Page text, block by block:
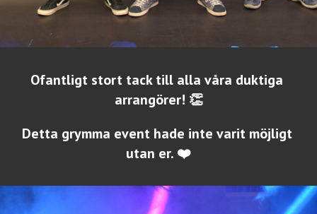
Ofantligt stort tack till alla våra duktiga
arrangörer! 👏
Detta grymma event hade inte varit möjligt
utan er. ❤️